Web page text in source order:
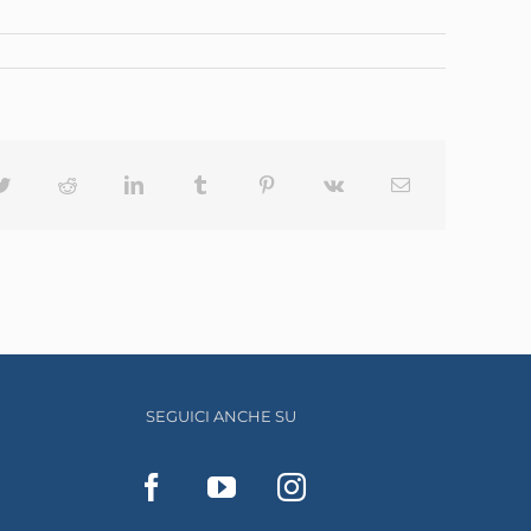
Twitter Reddit LinkedIn Tumblr PinterestVk Email
SEGUICI ANCHE SU